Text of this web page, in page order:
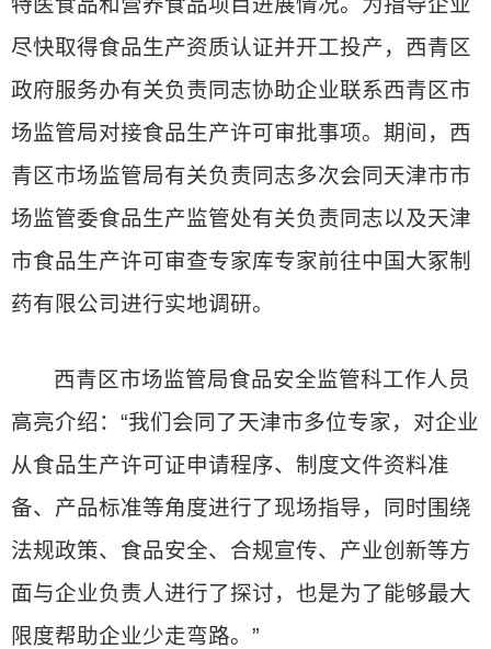
尽快取得食品生产资质认证并开工投产，西青区
政府服务办有关负责同志协助企业联系西青区市
场监管局对接食品生产许可审批事项。期间，西
青区市场监管局有关负责同志多次会同天津市市
场监管委食品生产监管处有关负责同志以及天津
市食品生产许可审查专家库专家前往中国大冢制
药有限公司进行实地调研。
西青区市场监管局食品安全监管科工作人员
高亮介绍：“我们会同了天津市多位专家，对企业
从食品生产许可证申请程序、制度文件资料准
备、产品标准等角度进行了现场指导，同时围绕
法规政策、食品安全、合规宣传、产业创新等方
面与企业负责人进行了探讨，也是为了能够最大
限度帮助企业少走弯路。”